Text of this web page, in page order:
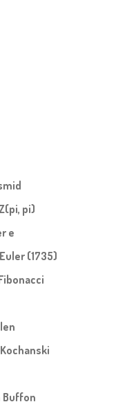
pi)
e
(1735)
Buffon